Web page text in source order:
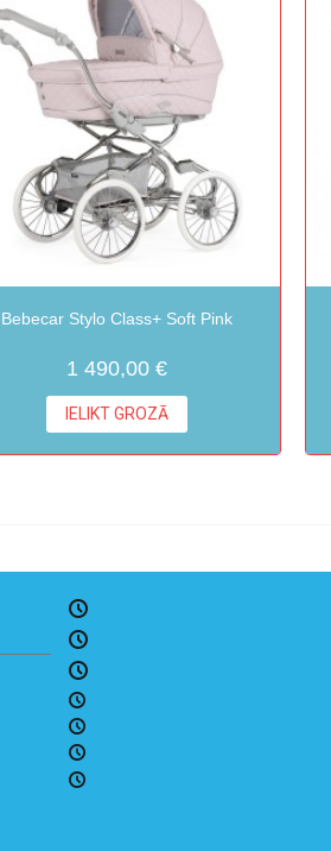
Bebecar Stylo Class+ Soft Pink
1 490,00 €
IELIKT GROZĀ